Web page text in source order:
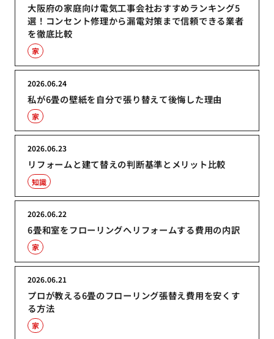
大阪府の家庭向け電気工事会社おすすめランキング5
選！コンセント修理から漏電対策まで信頼できる業者
を徹底比較
家
私が6畳の壁紙を自分で張り替えて後悔した理由
2026.06.24
家
リフォームと建て替えの判断基準とメリット比較
2026.06.23
知識
6畳和室をフローリングへリフォームする費用の内訳
2026.06.22
家
プロが教える6畳のフローリング張替え費用を安くす
る方法
2026.06.21
家